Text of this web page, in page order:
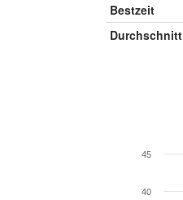
Bestzeit
Durchschnitt
40
45